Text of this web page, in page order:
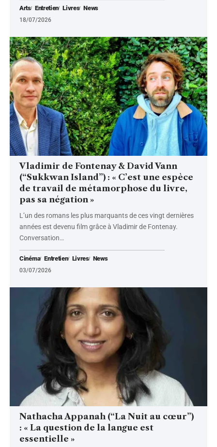
Arts Entretien Livres News
18/07/2026
Vladimir de Fontenay & David Vann
(“Sukkwan Island”) : « C’est une espèce
de travail de métamorphose du livre,
pas sa négation »
L’un des romans les plus marquants de ces vingt dernières
années est devenu film grâce à Vladimir de Fontenay.
Conversation…
Cinéma Entretien Livres News
03/07/2026
Nathacha Appanah (“La Nuit au cœur”)
: « La question de la langue est
essentielle »